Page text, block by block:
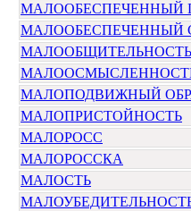
МАЛООБЕСПЕЧЕННЫЙ
МАЛООБЕСПЕЧЕННЫЙ
МАЛООБЩИТЕЛЬНОСТЬ
МАЛОПОДВИЖНЫЙ
МАЛОПРИСТОЙНОСТЬ
МАЛОРОСС
МАЛОРОССКА
МАЛОСТЬ